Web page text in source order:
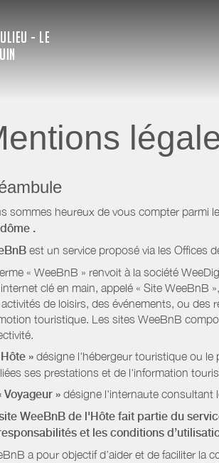
- LE
sommes heureux de vous compter parmi
.
est un service proposé via les Offices
« WeeBnB » renvoit à la société
clé en main, appelé « Site
de loisirs, des événements, ou des
touristique. Les sites WeeBnB
» désigne l'hébergeur touristique ou
ses prestations et de l'information
Voyageur » désigne l'internaute consultant
WeeBnB de l'Hôte fait partie du
et les conditions
a pour objectif d’aider et de faciliter la